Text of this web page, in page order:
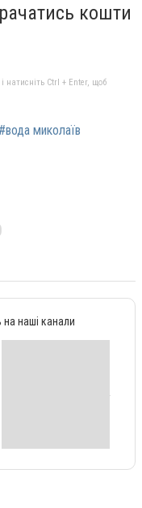
кошти
натисніть Ctrl + Enter, щоб
#вода миколаїв
на наші канали